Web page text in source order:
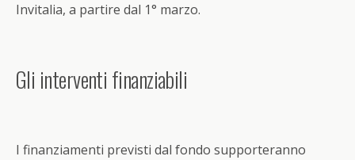
Invitalia, a partire dal 1° marzo.
Gli interventi finanziabili
I finanziamenti previsti dal fondo supporteranno